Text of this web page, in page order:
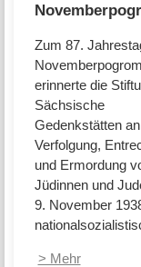
Zum 87.
erinnerte die
Sächsische
Gedenkstätten
Verfolgung,
und Ermordung
Jüdinnen und
9. November
> Mehr